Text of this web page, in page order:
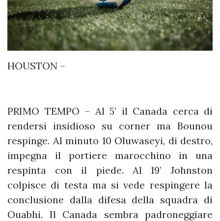
HOUSTON –
PRIMO TEMPO – Al 5’ il Canada cerca di
rendersi insidioso su corner ma Bounou
respinge. Al minuto 10 Oluwaseyi, di destro,
impegna il portiere marocchino in una
respinta con il piede. Al 19’ Johnston
colpisce di testa ma si vede respingere la
conclusione dalla difesa della squadra di
Ouabhi. Il Canada sembra padroneggiare